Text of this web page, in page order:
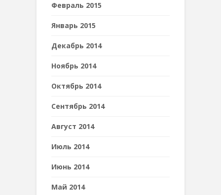
Февраль 2015
Январь 2015
Декабрь 2014
Ноябрь 2014
Октябрь 2014
Сентябрь 2014
Август 2014
Июль 2014
Июнь 2014
Май 2014